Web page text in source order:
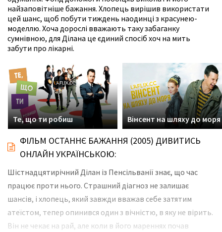
найзаповітніше бажання. Хлопець вирішив використати
цей шанс, щоб побути тиждень наодинці з красунею-
моделлю. Хоча дорослі вважають таку забаганку
сумнівною, для Ділана це єдиний спосіб хоч на мить
забути про лікарні.
Те, що ти робиш Вінсент на шляху до моря
ФІЛЬМ ОСТАННЄ БАЖАННЯ (2005) ДИВИТИСЬ
ОНЛАЙН УКРАЇНСЬКОЮ:
Шістнадцятирічний Ділан із Пенсільванії знає, що час
працює проти нього. Страшний діагноз не залишає
шансів, і хлопець, який завжди вважав себе затятим
атеїстом, тепер опинився один з вічністю, в яку не вірить.
Він не чекає на рай, але коли в його мареннях почав